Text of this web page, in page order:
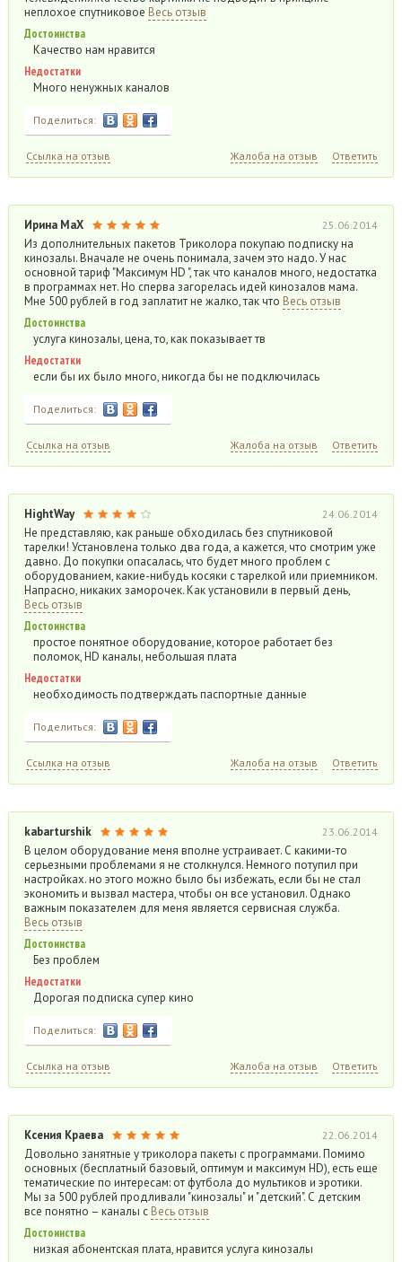
неплохое спутниковое Весь отзыв
Достоинства
Качество нам нравится
Недостатки
Много ненужных каналов
Поделиться:
Ссылка на отзыв Жалоба на отзыв Ответить
Ирина МаХ 25.06.2014
Из дополнительных пакетов Триколора покупаю подписку на
кинозалы. Вначале не очень понимала, зачем это надо. У нас
основной тариф "Максимум HD ", так что каналов много, недостатка
в программах нет. Но сперва загорелась идей кинозалов мама.
Мне 500 рублей в год заплатит не жалко, так что Весь отзыв
Достоинства
услуга кинозалы, цена, то, как показывает тв
Недостатки
если бы их было много, никогда бы не подключилась
Поделиться:
Ссылка на отзыв Жалоба на отзыв Ответить
HightWay 24.06.2014
Не представляю, как раньше обходилась без спутниковой
тарелки! Установлена только два года, а кажется, что смотрим уже
давно. До покупки опасалась, что будет много проблем с
оборудованием, какие-нибудь косяки с тарелкой или приемником.
Напрасно, никаких заморочек. Как установили в первый день,
Весь отзыв
Достоинства
простое понятное оборудование, которое работает без
поломок, HD каналы, небольшая плата
Недостатки
необходимость подтверждать паспортные данные
Поделиться:
Ссылка на отзыв Жалоба на отзыв Ответить
kabarturshik 23.06.2014
В целом оборудование меня вполне устраивает. С какими-то
серьезными проблемами я не столкнулся. Немного потупил при
настройках. но этого можно было бы избежать, если бы не стал
экономить и вызвал мастера, чтобы он все установил. Однако
важным показателем для меня является сервисная служба.
Весь отзыв
Достоинства
Без проблем
Недостатки
Дорогая подписка супер кино
Поделиться:
Ссылка на отзыв Жалоба на отзыв Ответить
Ксения Краева 22.06.2014
Довольно занятные у триколора пакеты с программами. Помимо
основных (бесплатный базовый, оптимум и максимум HD), есть еще
тематические по интересам: от футбола до мультиков и эротики.
Мы за 500 рублей продливали "кинозалы" и "детский". С детским
все понятно – каналы с Весь отзыв
Достоинства
низкая абонентская плата, нравится услуга кинозалы